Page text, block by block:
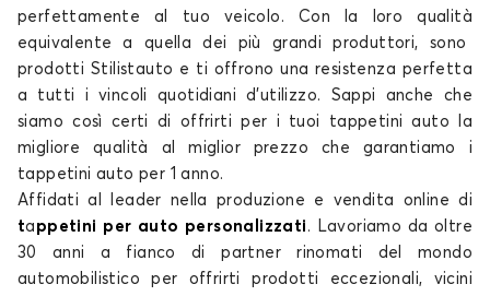
Tappetini per
LEXUS
Tappetini per
LYNK AND CO
MASERATI
MAZDA
perfettamente al tuo veicolo . Con la loroqualità
equivalente a quella dei più grandi produttori, sono
prodotti Stilistauto e ti offrono una resistenza perfetta
a tutti i vincoli quotidiani d’utilizzo. Sappi anche che
siamo così certi di offrirti per i tuoi tappetini auto la
migliore qualità al miglior prezzo che garantiamo i
tappetini auto per 1 anno.
Affidati al leader nella produzione e vendita online di
ta ppetini per auto personalizzati . Lavoriamo da oltre
30 anni a fianco dipartnerrinomati del mondo
automobilistico per offrirtiprodotti eccezionali, vicini